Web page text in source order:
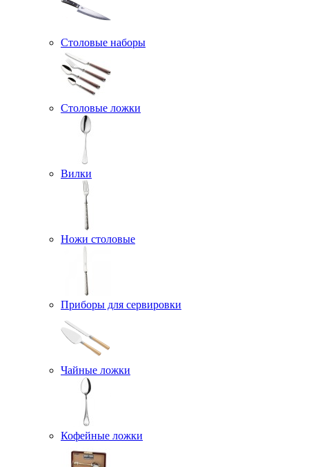
Столовые наборы
Столовые ложки
Вилки
Ножи столовые
Приборы для сервировки
Чайные ложки
Кофейные ложки